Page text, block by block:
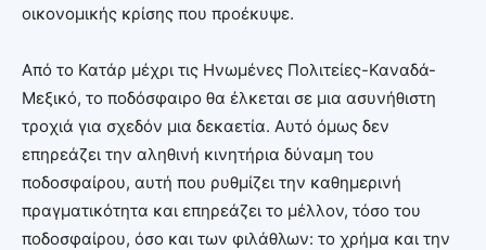
οικονομικής κρίσης που προέκυψε.
Από το Κατάρ μέχρι τις Ηνωμένες Πολιτείες-Καναδά-
Μεξικό, το ποδόσφαιρο θα έλκεται σε μια ασυνήθιστη
τροχιά για σχεδόν μια δεκαετία. Αυτό όμως δεν
επηρεάζει την αληθινή κινητήρια δύναμη του
ποδοσφαίρου, αυτή που ρυθμίζει την καθημερινή
πραγματικότητα και επηρεάζει το μέλλον, τόσο του
ποδοσφαίρου, όσο και των φιλάθλων: το χρήμα και την